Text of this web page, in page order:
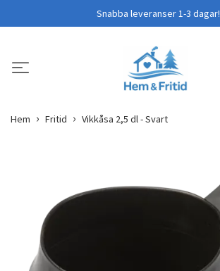
Snabba leveranser 1-3 dagar!
Hem Fritid Vikkåsa 2,5 dl - Svart